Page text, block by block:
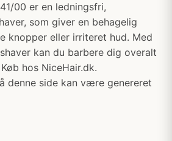
00 er en ledningsfri,
som giver en behagelig
knopper eller irriteret hud. Med
kan du barbere dig overalt
hos NiceHair.dk.
denne side kan være genereret